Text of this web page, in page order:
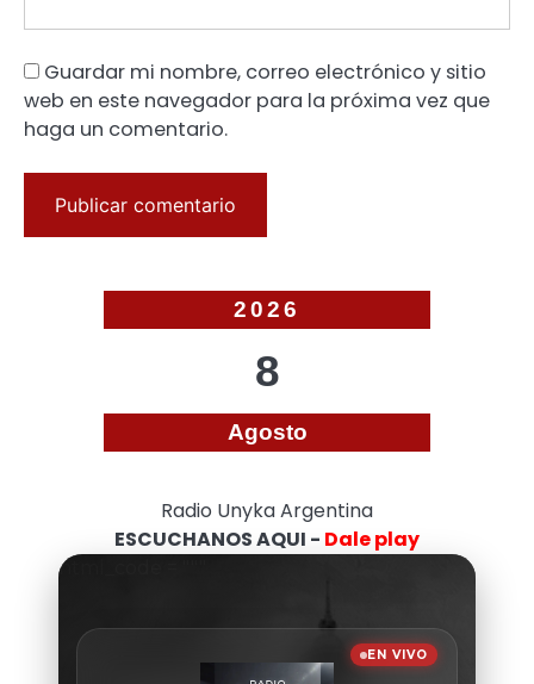
Guardar mi nombre, correo electrónico y sitio
web en este navegador para la próxima vez que
haga un comentario.
2026
8
Agosto
Radio Unyka Argentina
ESCUCHANOS AQUI - Dale play